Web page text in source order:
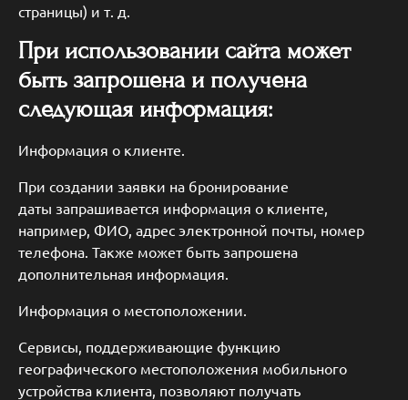
страницы) и т. д.
При использовании сайта может
быть запрошена и получена
следующая информация:
Информация о клиенте.
При создании заявки на бронирование
даты запрашивается информация о клиенте,
например, ФИО, адрес электронной почты, номер
телефона. Также может быть запрошена
дополнительная информация.
Информация о местоположении.
Сервисы, поддерживающие функцию
географического местоположения мобильного
устройства клиента, позволяют получать